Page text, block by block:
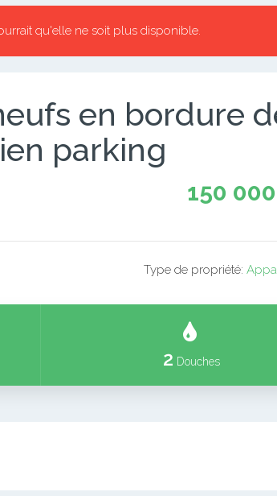
qu'elle ne soit plus disponible.
en bordure
parking
150
Type de propriété:
2 Douches